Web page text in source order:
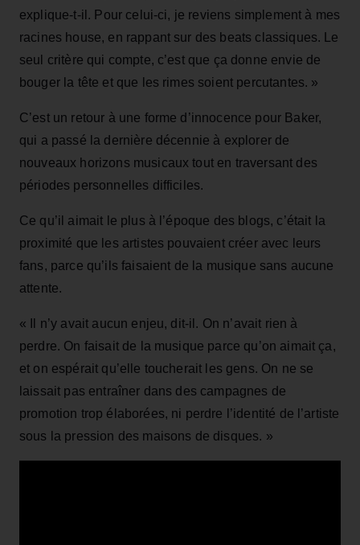
explique‑t‑il. Pour celui‑ci, je reviens simplement à mes
racines house, en rappant sur des beats classiques. Le
seul critère qui compte, c’est que ça donne envie de
bouger la tête et que les rimes soient percutantes. »
C’est un retour à une forme d’innocence pour Baker,
qui a passé la dernière décennie à explorer de
nouveaux horizons musicaux tout en traversant des
périodes personnelles difficiles.
Ce qu’il aimait le plus à l’époque des blogs, c’était la
proximité que les artistes pouvaient créer avec leurs
fans, parce qu’ils faisaient de la musique sans aucune
attente.
« Il n’y avait aucun enjeu, dit‑il. On n’avait rien à
perdre. On faisait de la musique parce qu’on aimait ça,
et on espérait qu’elle toucherait les gens. On ne se
laissait pas entraîner dans des campagnes de
promotion trop élaborées, ni perdre l’identité de l’artiste
sous la pression des maisons de disques. »